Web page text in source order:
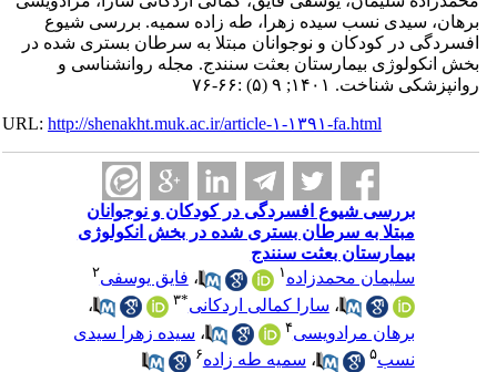
برهان، سیدی نسب سیده زهرا، طه زاده سمیه. بررسی شیوع
افسردگی در کودکان و نوجوانان مبتلا به سرطان بستری شده در
بخش انکولوژی بیمارستان بعثت سنندج. مجله روانشناسی و
روانپزشکی شناخت. ۱۴۰۱; ۹ (۵) :۶۶-۷۶
URL:http://shenakht.muk.ac.ir/article-۱-۱۳۹۱-fa.html
بررسی شیوع افسردگی در کودکان و نوجوانان
مبتلا به سرطان بستری شده در بخش انکولوژی
بیمارستان بعثت سنندج
سلیمان محمدزاده۱ ،فایق یوسفی
،سارا کمالی اردکانی ۳
،
برهان مرادویسی
،سیده زهرا سیدی
نسب
،سمیه طه زاده